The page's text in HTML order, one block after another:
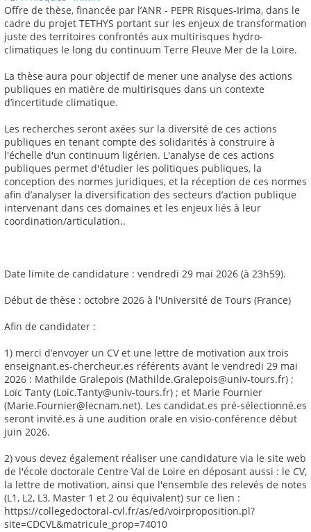
Offre de thèse, financée par l’ANR - PEPR Risques-Irima, dans le
cadre du projet TETHYS portant sur les enjeux de transformation
juste des territoires confrontés aux multirisques hydro-
climatiques le long du continuum Terre Fleuve Mer de la Loire.
La thèse aura pour objectif de mener une analyse des actions
publiques en matière de multirisques dans un contexte
d’incertitude climatique.
Les recherches seront axées sur la diversité de ces actions
publiques en tenant compte des solidarités à construire à
l'échelle d'un continuum ligérien. L'analyse de ces actions
publiques permet d'étudier les politiques publiques, la
conception des normes juridiques, et la réception de ces normes
afin d’analyser la diversification des secteurs d’action publique
intervenant dans ces domaines et les enjeux liés à leur
coordination/articulation..
Date limite de candidature : vendredi 29 mai 2026 (à 23h59).
Début de thèse : octobre 2026 à l'Université de Tours (France)
Afin de candidater :
1) merci d’envoyer un CV et une lettre de motivation aux trois
enseignant.es-chercheur.es référents avant le vendredi 29 mai
2026 : Mathilde Gralepois (Mathilde.Gralepois@univ-tours.fr) ;
Loïc Tanty (Loic.Tanty@univ-tours.fr) ; et Marie Fournier
(Marie.Fournier@lecnam.net). Les candidat.es pré-sélectionné.es
seront invité.es à une audition orale en visio-conférence début
juin 2026.
2) vous devez également réaliser une candidature via le site web
de l'école doctorale Centre Val de Loire en déposant aussi : le CV,
la lettre de motivation, ainsi que l'ensemble des relevés de notes
(L1, L2, L3, Master 1 et 2 ou équivalent) sur ce lien :
https://collegedoctoral-cvl.fr/as/ed/voirproposition.pl?
site=CDCVL&matricule_prop=74010